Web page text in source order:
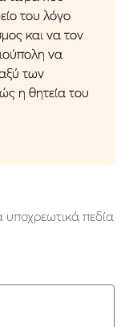
του λόγο
και να τον
να
των
η θητεία του
υποχρεωτικά πεδία